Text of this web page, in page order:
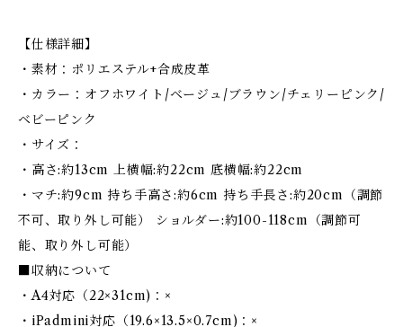
【仕様詳細】
・素材：ポリエステル+合成皮革
・カラー：オフホワイト/ベージュ/ブラウン/チェリーピンク/
ベビーピンク
・サイズ：
・高さ:約13cm 上横幅:約22cm 底横幅:約22cm
・マチ:約9cm 持ち手高さ:約6cm 持ち手長さ:約20cm（調節
不可、取り外し可能） ショルダー:約100-118cm（調節可
能、取り外し可能）
■収納について
・A4対応（22×31cm)：×
・iPadmini対応（19.6×13.5×0.7cm)：×